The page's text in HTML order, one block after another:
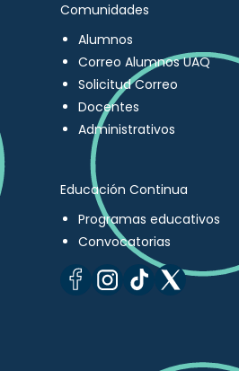
Comunidades
Alumnos
Correo Alumnos UAQ
Solicitud Correo
Docentes
Administrativos
Educación Continua
Programas educativos
Convocatorias